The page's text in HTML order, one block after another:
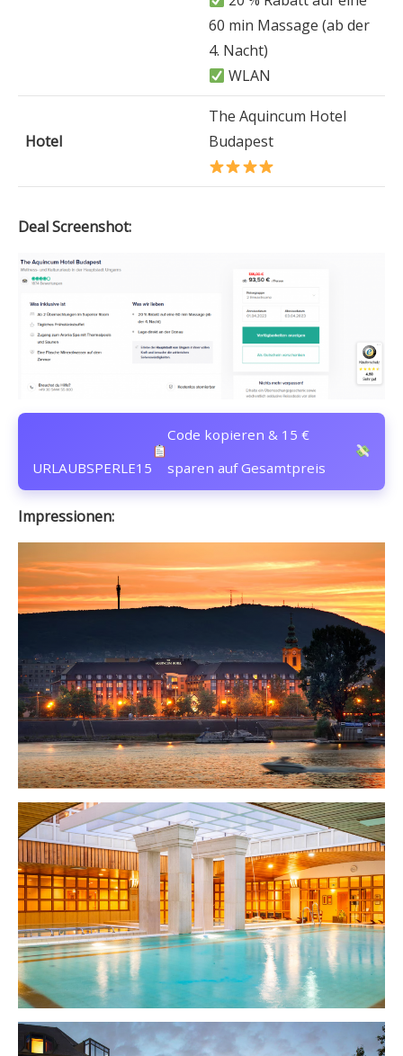
60 min Massage (ab der
4. Nacht)
WLAN
Hotel
The Aquincum Hotel
Budapest
Deal Screenshot:
URLAUBSPERLE15
Code kopieren & 15 €
sparen auf Gesamtpreis
Impressionen: